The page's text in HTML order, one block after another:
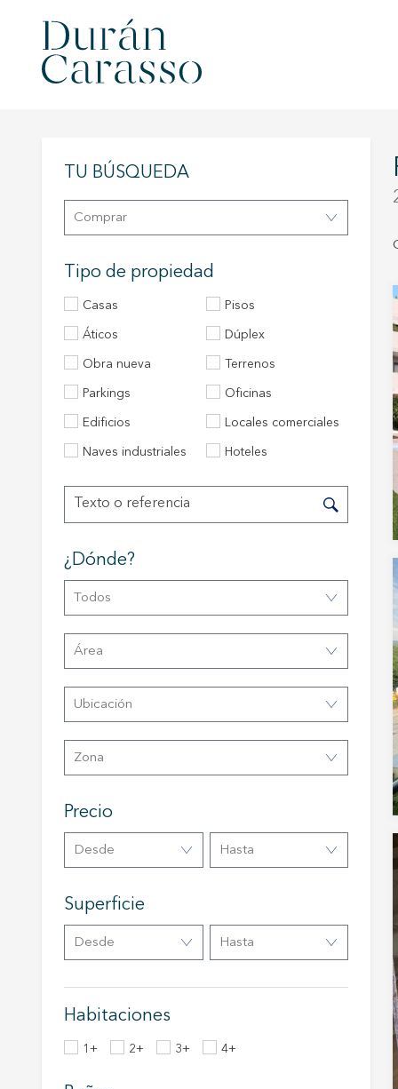
TU BÚSQUEDA
Comprar
Tipo de propiedad
Casas Pisos
áticos Dúplex
Obra nueva Terrenos
Parkings Oficinas
Edificios Locales comerciales
Naves industriales Hoteles
¿dónde?
Todos
área
Ubicación
Zona
Precio
Desde Hasta
Superficie
Desde Hasta
Habitaciones
1+ 2+ 3+ 4+
Este
de la
sitio
los
que
del
Estas
en el